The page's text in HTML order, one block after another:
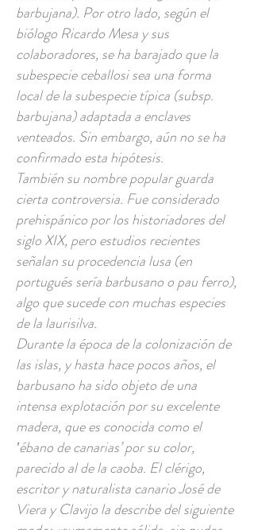
barbujana). Por otro lado, según el
biólogo Ricardo Mesa y sus
colaboradores, se ha barajado que la
subespecie ceballosi sea una forma
local de la subespecie típica (subsp.
barbujana) adaptada a enclaves
venteados. Sin embargo, aún no se ha
confirmado esta hipótesis.
También su nombre popular guarda
cierta controversia. Fue considerado
prehispánico por los historiadores del
siglo XIX, pero estudios recientes
señalan su procedencia lusa (en
portugués sería barbusano o pau ferro),
algo que sucede con muchas especies
de la laurisilva.
Durante la época de la colonización de
las islas, y hasta hace pocos años, el
barbusano ha sido objeto de una
intensa explotación por su excelente
madera, que es conocida como el
‛ébano de canarias’ por su color,
parecido al de la caoba. El clérigo,
escritor y naturalista canario José de
Viera y Clavijo la describe del siguiente